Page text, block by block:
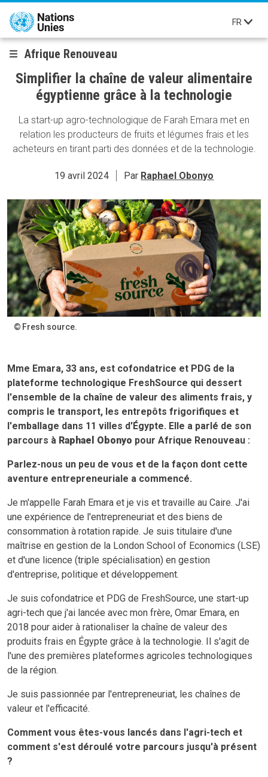
Aller au contenu principal
FR
Afrique Renouveau
Simplifier la chaîne de valeur alimentaire
égyptienne grâce à la technologie
La start-up agro-technologique de Farah Emara met en
relation les producteurs de fruits et légumes frais et les
acheteurs en tirant parti des données et de la technologie.
19 avril 2024 Par Raphael Obonyo
Fresh source.
Mme Emara, 33 ans, est cofondatrice et PDG de la
plateforme technologique FreshSource qui dessert
l'ensemble de la chaîne de valeur des aliments frais, y
compris le transport, les entrepôts frigorifiques et
l'emballage dans 11 villes d'Égypte. Elle a parlé de son
parcours à Raphael Obonyo pour Afrique Renouveau :
Parlez-nous un peu de vous et de la façon dont cette
aventure entrepreneuriale a commencé.
Je m'appelle Farah Emara et je vis et travaille au Caire. J'ai
une expérience de l'entrepreneuriat et des biens de
consommation à rotation rapide. Je suis titulaire d'une
maîtrise en gestion de la London School of Economics (LSE)
et d'une licence (triple spécialisation) en gestion
d'entreprise, politique et développement.
Je suis cofondatrice et PDG de FreshSource, une start-up
agri-tech que j'ai lancée avec mon frère, Omar Emara, en
2018 pour aider à rationaliser la chaîne de valeur des
produits frais en Égypte grâce à la technologie. Il s'agit de
l'une des premières plateformes agricoles technologiques
de la région.
Je suis passionnée par l'entrepreneuriat, les chaînes de
valeur et l'efficacité.
Comment vous êtes-vous lancés dans l'agri-tech et
comment s'est déroulé votre parcours jusqu'à présent
?